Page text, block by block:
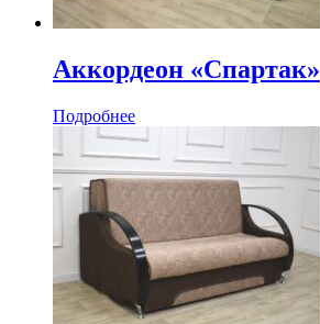
Аккордеон «Спартак»
Подробнее